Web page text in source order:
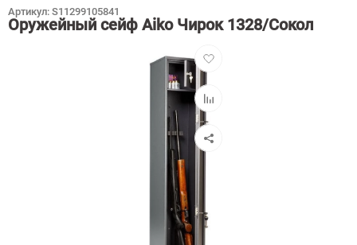
Оружейный сейф Aiko Чирок 1328/Сокол
Артикул: S11299105841
Добавить
в
избранное
Добавить
к
сравнению